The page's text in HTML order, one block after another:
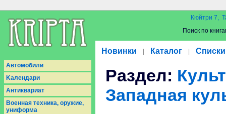
Кюйтри 7,
Поиск по
Новинки Каталог Списки
Aвтомобили
Kалендари
Антиквариат
Военная техника, оружие,
униформа
Раздел:
Западная